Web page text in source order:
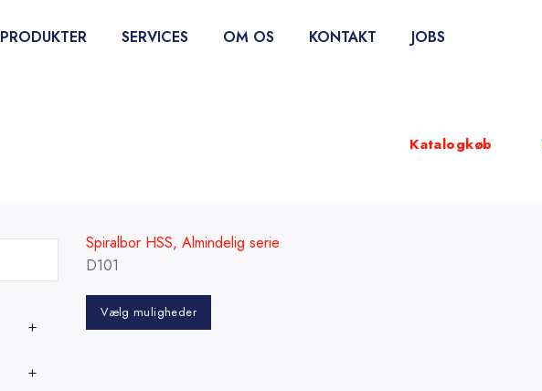
PRODUKTER SERVICES OM OS KONTAKT JOBS
Katalogkøb
Spiralbor HSS, Almindelig serie
D101
Vælg muligheder